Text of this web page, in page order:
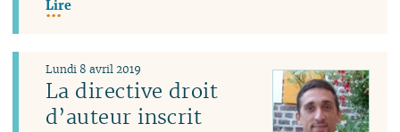
Lire
La directive droit
d’auteur inscrit
Lundi 8 avril 2019